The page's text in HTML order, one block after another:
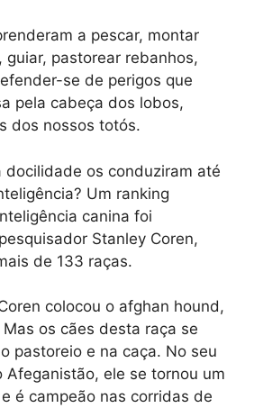
a pescar, montar
guiar, pastorear rebanhos,
se de perigos que
pela cabeça dos lobos,
dos nossos totós.
docilidade os conduziram até
Um ranking
canina foi
Stanley Coren,
de 133 raças.
colocou o afghan hound,
os cães desta raça se
pastoreio e na caça. No seu
Afeganistão, ele se tornou um
é campeão nas corridas de